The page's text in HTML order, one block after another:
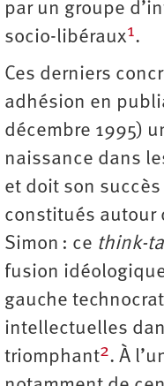
par un groupe
socio-libéraux1.
Ces derniers
adhésion en
décembre 1995)
naissance dans
et doit son
constitués autour
Simon : ce think-
fusion
gauche
intellectuelles
triomphant2. À